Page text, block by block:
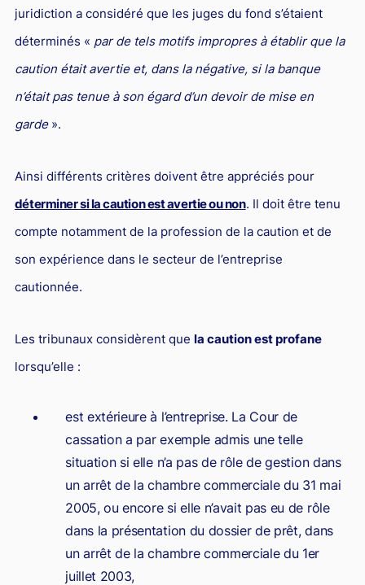
juridiction a considéré que les juges du fond s’étaient
déterminés « par de tels motifs impropres à établir que la
caution était avertie et, dans la négative, si la banque
n’était pas tenue à son égard d’un devoir de mise en
garde».
Ainsi différents critères doivent être appréciés pour
déterminer si la caution est avertie ou non. Il doit être tenu
compte notamment de la profession de la caution et de
son expérience dans le secteur de l’entreprise
cautionnée.
Les tribunaux considèrent que la caution est profane
lorsqu’elle :
est extérieure à l’entreprise. La Cour de
cassation a par exemple admis une telle
situation si elle n’a pas de rôle de gestion dans
un arrêt de la chambre commerciale du 31 mai
2005, ou encore si elle n’avait pas eu de rôle
dans la présentation du dossier de prêt, dans
un arrêt de la chambre commerciale du 1er
juillet 2003,